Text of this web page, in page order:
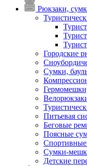
Рюкзаки,
Городские
Сумки,
Питьевая
Беговые
Поясные
Спортивные
Сумки-
Детские